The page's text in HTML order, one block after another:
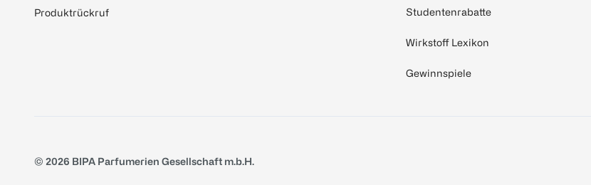
Produktrückruf Studentenrabatte
Wirkstoff Lexikon
Gewinnspiele
© 2026 BIPA Parfumerien Gesellschaft m.b.H.